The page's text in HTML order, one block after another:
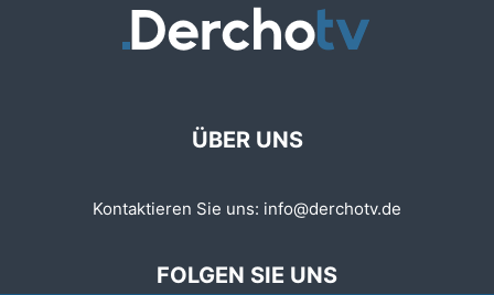
ÜBER UNS
Kontaktieren Sie uns: info@derchotv.de
FOLGEN SIE UNS